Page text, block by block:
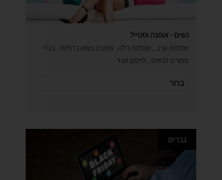
נשים - אופנה וסטייל
שמלות ערב , שמלות כלה, אופנת נשים גדולות , בגדי
ספורט לנשים , תיקים ועוד
גברים